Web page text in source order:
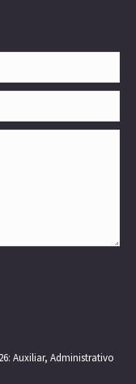
Auxiliar, Administrativo